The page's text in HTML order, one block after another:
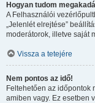
Hogyan tudom
A Felhasználói
„Jelenlét elrejtése”
moderátorok, illetve saját
Vissza a tetejére
Nem pontos az idő!
Feltehetően az időpontok
amiben vagy. Ez esetben